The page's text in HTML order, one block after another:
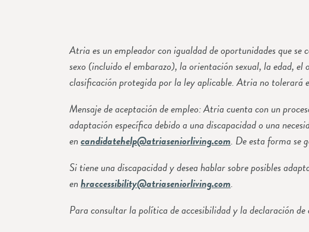
Atria es un empleador con igualdad de oportunidades que
sexo (incluido el embarazo), la orientación sexual, la edad,
clasificación protegida por la ley aplicable. Atria no tolerará
Mensaje de aceptación de empleo: Atria cuenta con un
adaptación específica debido a una discapacidad o una
encandidatehelp@atriaseniorliving.com. De esta forma se
Si tiene una discapacidad y desea hablar sobre posibles
enhraccessibility@atriaseniorliving.com.
Para consultar la política de accesibilidad y la declaración